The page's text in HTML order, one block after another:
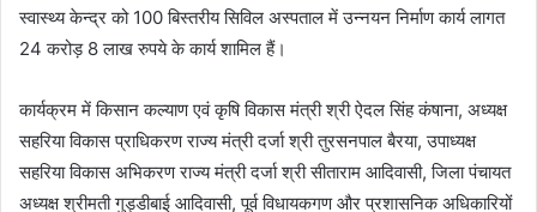
स्वास्थ्य केन्द्र को 100 बिस्तरीय सिविल अस्पताल में उन्नयन निर्माण कार्य लागत
24 करोड़ 8 लाख रुपये के कार्य शामिल हैं।
कार्यक्रम में किसान कल्याण एवं कृषि विकास मंत्री श्री ऐदल सिंह कंषाना, अध्यक्ष
सहरिया विकास प्राधिकरण राज्य मंत्री दर्जा श्री तुरसनपाल बैरया, उपाध्यक्ष
सहरिया विकास अभिकरण राज्य मंत्री दर्जा श्री सीताराम आदिवासी, जिला पंचायत
अध्यक्ष श्रीमती गुड्डीबाई आदिवासी, पूर्व विधायकगण और प्रशासनिक अधिकारियों